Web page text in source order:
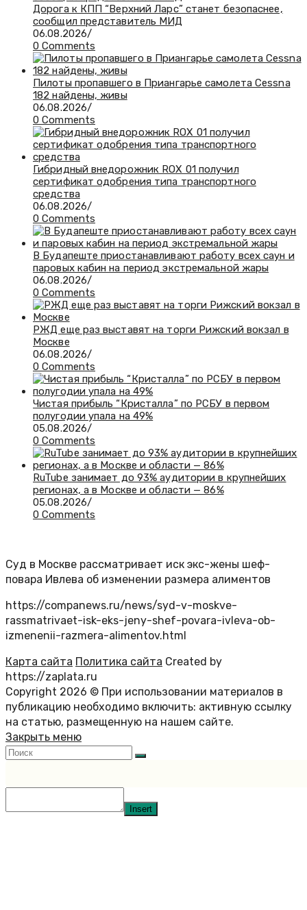
Дорога к КПП “Верхний Ларс” станет безопаснее,
сообщил представитель МИД
06.08.2026/
0 Comments
Пилоты пропавшего в Приангарье самолета Cessna
182 найдены, живы
06.08.2026/
0 Comments
Гибридный внедорожник ROX 01 получил
сертификат одобрения типа транспортного
средства
06.08.2026/
0 Comments
В Будапеште приостанавливают работу всех саун и
паровых кабин на период экстремальной жары
06.08.2026/
0 Comments
РЖД еще раз выставят на торги Рижский вокзал в
Москве
06.08.2026/
0 Comments
Чистая прибыль “Кристалла” по РСБУ в первом
полугодии упала на 49%
05.08.2026/
0 Comments
RuTube занимает до 93% аудитории в крупнейших
регионах, а в Москве и области — 86%
05.08.2026/
0 Comments
Суд в Москве рассматривает иск экс-жены шеф-
повара Ивлева об изменении размера алиментов
https://companews.ru/news/syd-v-moskve-
rassmatrivaet-isk-eks-jeny-shef-povara-ivleva-ob-
izmenenii-razmera-alimentov.html
Карта сайта Политика сайта Created by
https://zaplata.ru
Copyright 2026 © При использовании материалов в
публикацию необходимо включить: активную ссылку
на статью, размещенную на нашем сайте.
Закрыть меню
Insert